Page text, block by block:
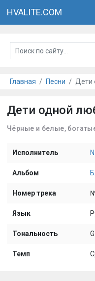
HVALITE.COM
Главная Песни Дети
Дети одной
Чёрные и белые,
Исполнитель
Альбом
Номер трека
Язык
Тональность
Темп